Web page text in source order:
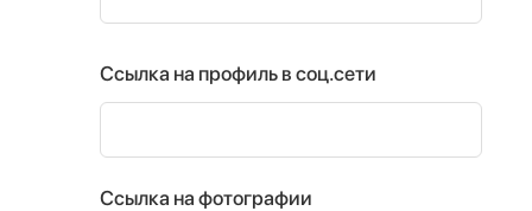
Ссылка на профиль в соц.сети
Ссылка на фотографии